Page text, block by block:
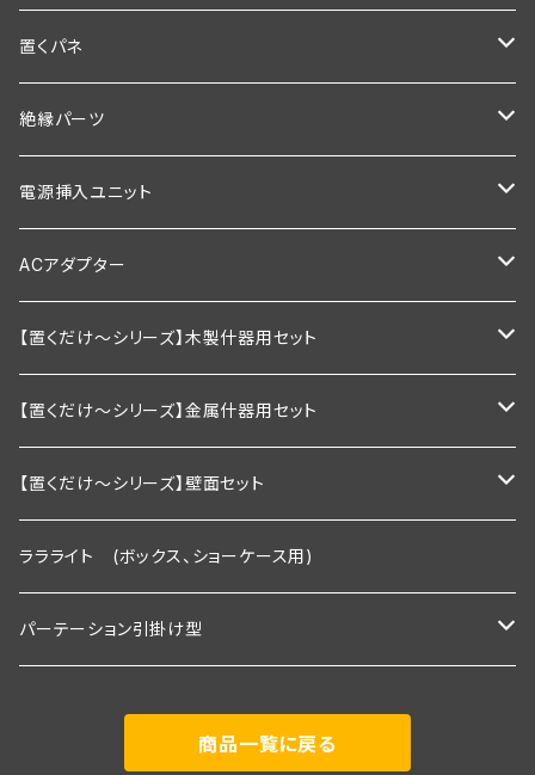
900ｍｍ以下
1200ｍｍ以下
600ｍｍ以下
900ｍｍ以下
1200ｍｍ以下
1200ｍｍ
600mm以下
900mm以下
1200mm以下
900ｍｍ
1200ｍｍ
600ｍｍ以下
900ｍｍ以下
1200ｍｍ以下
600ｍｍ
900ｍｍ
1200ｍｍ
600ｍｍ以下
900ｍｍ以下
1200ｍｍ以下
置くパネ
棚板幅600×奥行200ｍｍ
棚板幅600×奥行250ｍｍ
棚板幅900×奥行200ｍｍ
棚板幅900×奥行250ｍｍ
棚板幅1200×奥行200ｍｍ
棚板幅1200×奥行250ｍｍ
絶縁パーツ
シングルタイプ
ダブルタイプ
絶縁引掛けタイプ
電源挿入ユニット
通常型
調光器付き
ACアダプター
業務用
家庭用向け
【置くだけ～シリーズ】木製什器用セット
2段セット
2段セット＋トップライト付き
3段セット
３段セット＋トップライト付き
【置くだけ～シリーズ】金属什器用セット
Ｒシリーズ 30ｃｍ板・置くピカタイプ
２段タイプ 埋込照明付き棚板×2枚＋棚板
３段タイプ 埋込照明付き棚板×３枚＋棚板
Ｒシリーズ 30ｃｍ板・埋込タイプ
２段タイプ 埋込照明付き棚板×2枚＋棚板
Ｓシリーズ 30ｃｍ板・置くピカタイプ
３段タイプ 埋込照明付き棚板×３枚＋棚板
２段タイプ 埋込照明付き棚板×2枚＋棚板
【置くだけ～シリーズ】壁面セット
Rシリーズ 【既存】タイプ
2段用タイプ
Rシリーズ 【新規】30ｃｍ板・埋込タイプ
3段用タイプ 埋込照明付き棚板×3枚＋棚板
ララライト (ボックス、ショーケース用)
パーテーション引掛け型
商品一覧に戻る